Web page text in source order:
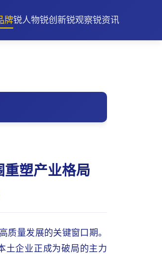
牌锐人物锐创新锐观察锐资讯
塑产业格局
质量发展的关键窗口期。
土企业正成为破局的主力